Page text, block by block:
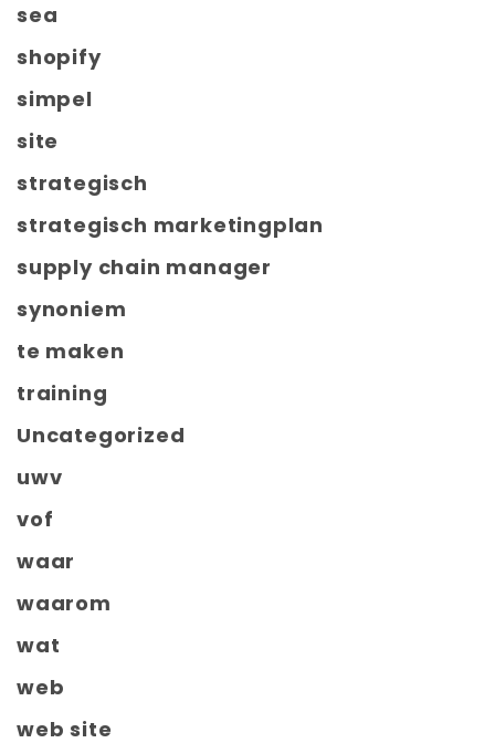
sea
shopify
simpel
site
strategisch
strategisch marketingplan
supply chain manager
synoniem
te maken
training
Uncategorized
uwv
vof
waar
waarom
wat
web
web site